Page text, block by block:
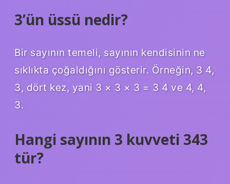
3’ün üssü nedir?
Bir sayının temeli, sayının kendisinin ne
sıklıkta çoğaldığını gösterir. Örneğin, 3 4,
3, dört kez, yani 3 × 3 × 3 = 3 4 ve 4, 4,
3.
Hangi sayının 3 kuvveti 343
tür?